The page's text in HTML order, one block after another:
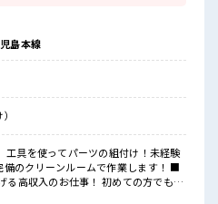
。
め！！
職場です☆
島本線
工具を使ってパーツの組付け！未経験
のクリーンルームで作業します！ ■
る高収入のお仕事！ 初めての方でも安
ックアップします。 ≪こんな方にオス